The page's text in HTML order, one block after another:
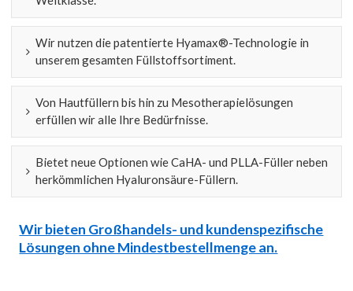
Wir nutzen die patentierte Hyamax®-Technologie in
unserem gesamten Füllstoffsortiment.
Von Hautfüllern bis hin zu Mesotherapielösungen
erfüllen wir alle Ihre Bedürfnisse.
Bietet neue Optionen wie CaHA- und PLLA-Füller neben
herkömmlichen Hyaluronsäure-Füllern.
Wir bieten Großhandels- und kundenspezifische
Lösungen ohne Mindestbestellmenge an.